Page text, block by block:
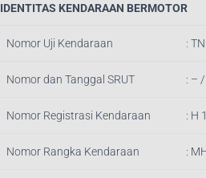
IDENTITAS KENDARAAN BERMOTOR
Nomor Uji Kendaraan :
Nomor dan Tanggal SRUT : – /
Nomor Registrasi Kendaraan : H
Nomor Rangka Kendaraan :